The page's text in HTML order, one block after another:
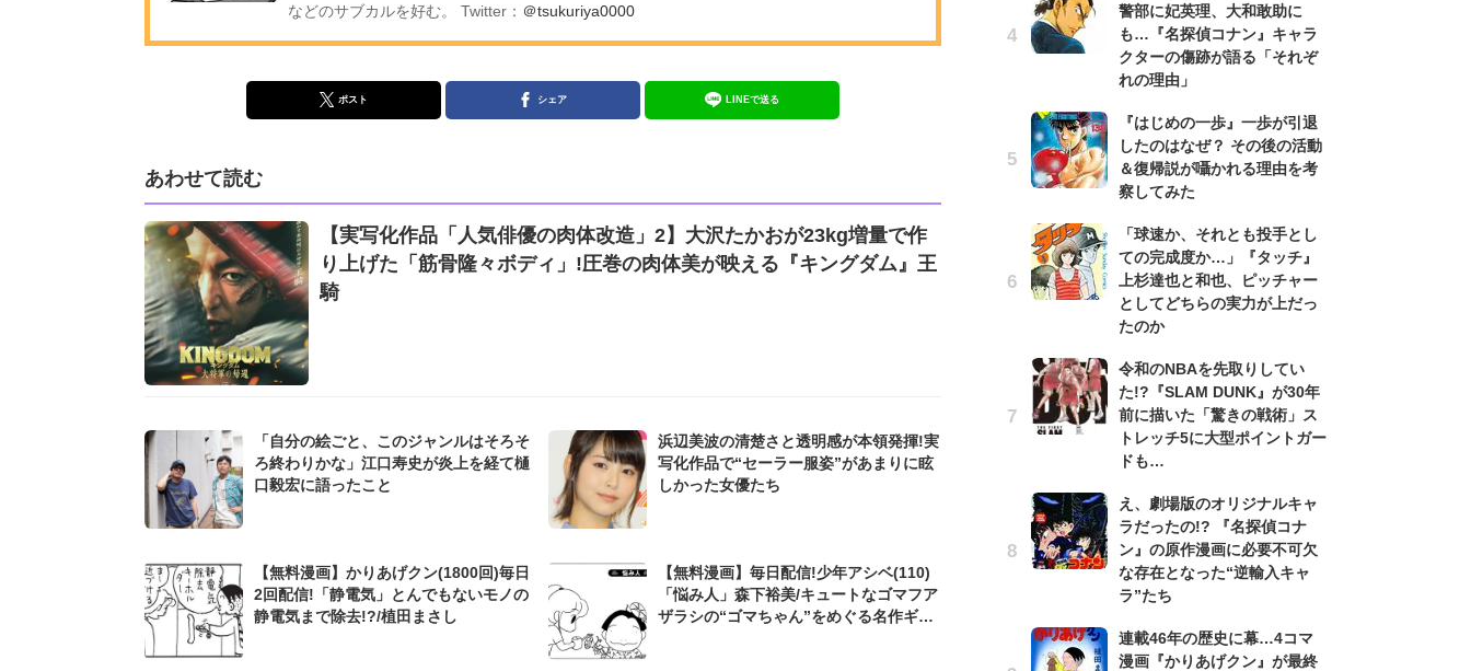
などのサブカルを好む。 Twitter： ＠tsukuriya0000
ポスト シェア LINEで送る
あわせて読む
【実写化作品「人気俳優の肉体改造」2】大沢たかおが23kg増量で作
り上げた「筋骨隆々ボディ」!圧巻の肉体美が映える『キングダム』王
騎
「自分の絵ごと、このジャンルはそろそ
ろ終わりかな」江口寿史が炎上を経て樋
口毅宏に語ったこと
浜辺美波の清楚さと透明感が本領発揮!実
写化作品で“セーラー服姿”があまりに眩
しかった女優たち
【無料漫画】かりあげクン(1800回)毎日
2回配信!「静電気」とんでもないモノの
静電気まで除去!?/植田まさし
【無料漫画】毎日配信!少年アシベ(110)
「悩み人」森下裕美/キュートなゴマフア
ザラシの“ゴマちゃん”をめぐる名作ギャ
警部に妃英理、大和敢助に
も…『名探偵コナン』キャラ
クターの傷跡が語る「それぞ
れの理由」
『はじめの一歩』一歩が引退
したのはなぜ？ その後の活動
＆復帰説が囁かれる理由を考
察してみた
「球速か、それとも投手とし
ての完成度か…」『タッチ』
上杉達也と和也、ピッチャー
としてどちらの実力が上だっ
たのか
令和のNBAを先取りしてい
た!?『SLAM DUNK』が30年
前に描いた「驚きの戦術」ス
トレッチ5に大型ポイントガー
ドも…
え、劇場版のオリジナルキャ
ラだったの!? 『名探偵コナ
ン』の原作漫画に必要不可欠
な存在となった“逆輸入キャ
ラ”たち
連載46年の歴史に幕…4コマ
漫画『かりあげクン』が最終